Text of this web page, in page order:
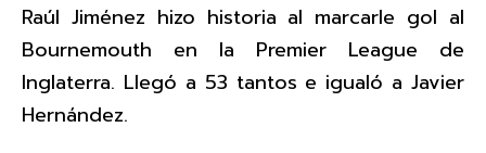
Raúl Jiménez hizo historia al marcarle gol al
Bournemouth en la Premier League de
Inglaterra. Llegó a 53 tantos e igualó a Javier
Hernández.